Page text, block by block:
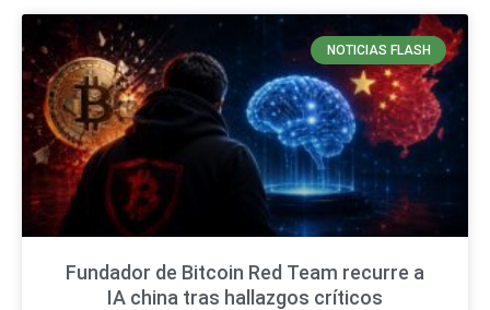
NOTICIAS FLASH
Fundador de Bitcoin Red Team recurre a
IA china tras hallazgos críticos